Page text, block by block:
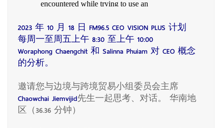
2023 年 10 月 18 日 FM96.5 CEO VISION PLUS 计划
每周一至周五上午 8:30 至上午 10:00
Woraphong Chaengchit 和 Salinna Phuiam 对 CEO 概念
的分析。
邀请您与边境与跨境贸易小组委员会主席
Chaowchai Jiemvijid先生一起思考、对话。 华南地
区（36.36 分钟）